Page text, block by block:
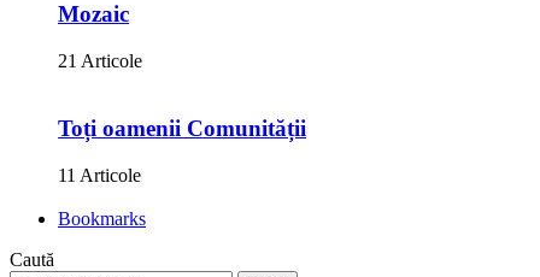
Mozaic
21 Articole
Toți oamenii Comunității
11 Articole
Bookmarks
Caută